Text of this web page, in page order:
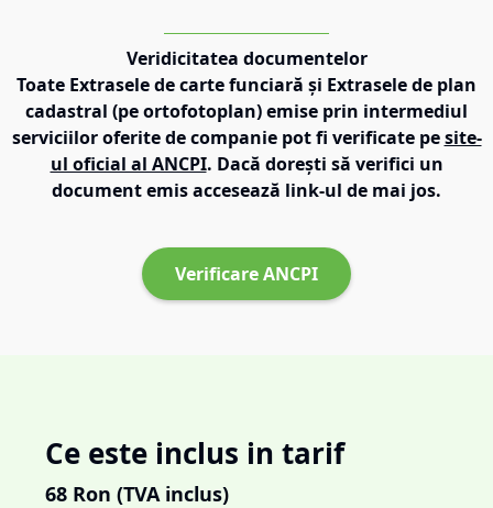
Veridicitatea documentelor
Toate Extrasele de carte funciară și Extrasele de plan
cadastral (pe ortofotoplan) emise prin intermediul
serviciilor oferite de companie pot fi verificate pe site-
ul oficial al ANCPI. Dacă dorești să verifici un
document emis accesează link-ul de mai jos.
Verificare ANCPI
Ce este inclus in tarif
68 Ron (TVA inclus)